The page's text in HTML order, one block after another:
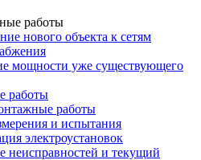
работы
нового объекта к сетям
мощности уже существующего
работы
работы
и испытания
электроустановок
неисправностей и текущий